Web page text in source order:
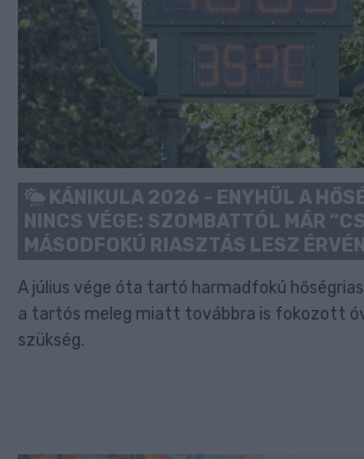
KÁNIKULA 2026 - ENYHÜL A
NINCS VÉGE: SZOMBATTÓL MÁR
MÁSODFOKÚ RIASZTÁS LESZ
A július vége óta tartó harmadfokú
a tartós meleg miatt továbbra is fokozott
szükség.